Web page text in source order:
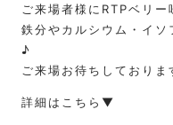
ご来場者様にRTPベリー
鉄分やカルシウム・イ
♪
ご来場お待ちしておりま
詳細はこちら▼